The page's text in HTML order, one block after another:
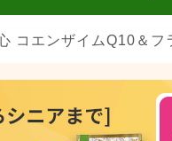
コエンザイムQ10＆フ